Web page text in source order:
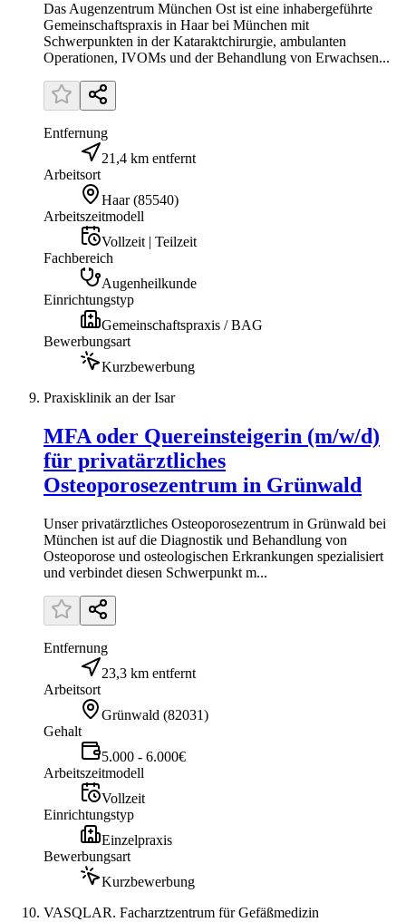
Das Augenzentrum München Ost ist eine inhabergeführte
Gemeinschaftspraxis in Haar bei München mit
Schwerpunkten in der Kataraktchirurgie, ambulanten
Operationen, IVOMs und der Behandlung von Erwachsen...
Entfernung
21,4 km entfernt
Arbeitsort
Haar (85540)
Arbeitszeitmodell
Vollzeit | Teilzeit
Fachbereich
Augenheilkunde
Einrichtungstyp
Gemeinschaftspraxis / BAG
Bewerbungsart
Kurzbewerbung
Praxisklinik an der Isar
MFA oder Quereinsteigerin (m/w/d)
für privatärztliches
Osteoporosezentrum in Grünwald
Unser privatärztliches Osteoporosezentrum in Grünwald bei
München ist auf die Diagnostik und Behandlung von
Osteoporose und osteologischen Erkrankungen spezialisiert
und verbindet diesen Schwerpunkt m...
Entfernung
23,3 km entfernt
Arbeitsort
Grünwald (82031)
Gehalt
5.000 - 6.000€
Arbeitszeitmodell
Vollzeit
Einrichtungstyp
Einzelpraxis
Bewerbungsart
Kurzbewerbung
VASQLAR. Facharztzentrum für Gefäßmedizin